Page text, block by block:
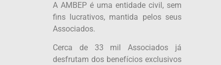
A AMBEP é uma entidade civil, sem
fins lucrativos, mantida pelos seus
Associados.
Cerca de 33 mil Associados já
desfrutam dos benefícios exclusivos